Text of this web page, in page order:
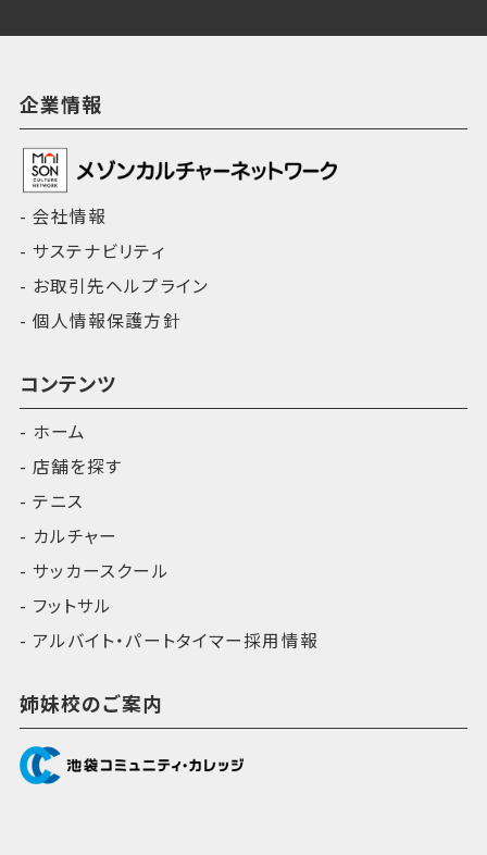
企業情報
会社情報
サステナビリティ
お取引先ヘルプライン
個人情報保護方針
コンテンツ
ホーム
店舗を探す
テニス
カルチャー
サッカースクール
フットサル
アルバイト・パートタイマー採用情報
姉妹校のご案内